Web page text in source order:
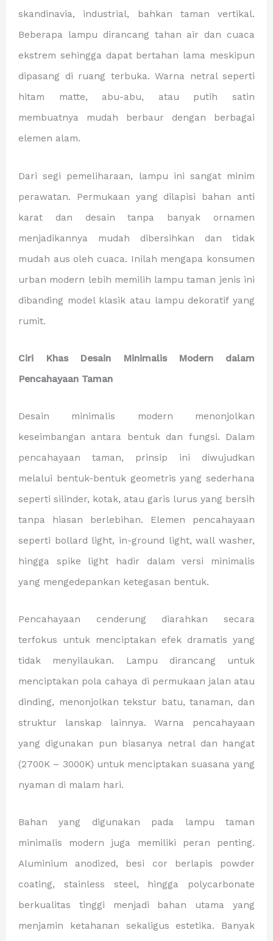
skandinavia, industrial, bahkan taman vertikal.
Beberapa lampu dirancang tahan air dan cuaca
ekstrem sehingga dapat bertahan lama meskipun
dipasang di ruang terbuka. Warna netral seperti
hitam matte, abu-abu, atau putih satin
membuatnya mudah berbaur dengan berbagai
elemen alam.
Dari segi pemeliharaan, lampu ini sangat minim
perawatan. Permukaan yang dilapisi bahan anti
karat dan desain tanpa banyak ornamen
menjadikannya mudah dibersihkan dan tidak
mudah aus oleh cuaca. Inilah mengapa konsumen
urban modern lebih memilih lampu taman jenis ini
dibanding model klasik atau lampu dekoratif yang
rumit.
Ciri Khas Desain Minimalis Modern dalam
Pencahayaan Taman
Desain minimalis modern menonjolkan
keseimbangan antara bentuk dan fungsi. Dalam
pencahayaan taman, prinsip ini diwujudkan
melalui bentuk-bentuk geometris yang sederhana
seperti silinder, kotak, atau garis lurus yang bersih
tanpa hiasan berlebihan. Elemen pencahayaan
seperti bollard light, in-ground light, wall washer,
hingga spike light hadir dalam versi minimalis
yang mengedepankan ketegasan bentuk.
Pencahayaan cenderung diarahkan secara
terfokus untuk menciptakan efek dramatis yang
tidak menyilaukan. Lampu dirancang untuk
menciptakan pola cahaya di permukaan jalan atau
dinding, menonjolkan tekstur batu, tanaman, dan
struktur lanskap lainnya. Warna pencahayaan
yang digunakan pun biasanya netral dan hangat
(2700K – 3000K) untuk menciptakan suasana yang
nyaman di malam hari.
Bahan yang digunakan pada lampu taman
minimalis modern juga memiliki peran penting.
Aluminium anodized, besi cor berlapis powder
coating, stainless steel, hingga polycarbonate
berkualitas tinggi menjadi bahan utama yang
menjamin ketahanan sekaligus estetika. Banyak